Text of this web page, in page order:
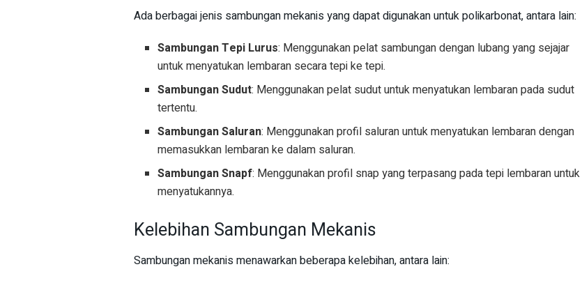
Ada berbagai jenis sambungan mekanis yang dapat digunakan untuk polikarbonat, antara lain:
Sambungan Tepi Lurus: Menggunakan pelat sambungan dengan lubang yang sejajar
untuk menyatukan lembaran secara tepi ke tepi.
Sambungan Sudut: Menggunakan pelat sudut untuk menyatukan lembaran pada sudut
tertentu.
Sambungan Saluran: Menggunakan profil saluran untuk menyatukan lembaran dengan
memasukkan lembaran ke dalam saluran.
Sambungan Snapf: Menggunakan profil snap yang terpasang pada tepi lembaran untuk
menyatukannya.
Kelebihan Sambungan Mekanis
Sambungan mekanis menawarkan beberapa kelebihan, antara lain: